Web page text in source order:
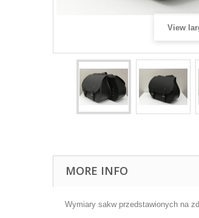
View
MORE INFO
Wymiary sakw przedstawionych na